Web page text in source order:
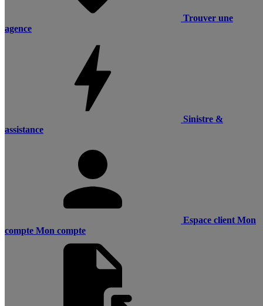
Trouver une
agence
Sinistre &
assistance
Espace client Mon
compte Mon compte